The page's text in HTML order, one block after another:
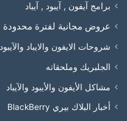
برامج آيفون , آيبود , آيباد
عروض مجانية لفترة محدودة
شروحات الايفون والايباد والآيبود
الجلبريك وملحقاته
مشاكل الأيفون والأيبود والآيباد
أخبار البلاك بيري BlackBerry